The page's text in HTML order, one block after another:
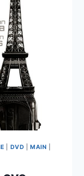
DVD |MAIN